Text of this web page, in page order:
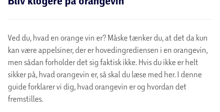
Ved du, hvad en orange vin er? Måske tænker du, at det da kun
kan være appelsiner, der er hovedingrediensen i en orangevin,
men sådan forholder det sig faktisk ikke. Hvis du ikke er helt
sikker på, hvad orangevin er, så skal du læse med her. I denne
guide forklarer vi dig, hvad orangevin er og hvordan det
fremstilles.